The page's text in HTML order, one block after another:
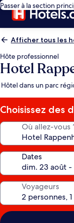
Passer à la section
Afficher tous les
Hôte professionnel
Hotel
Hôtel dans un parc
Choisissez des
Où allez-vous
Dates
Voyageurs